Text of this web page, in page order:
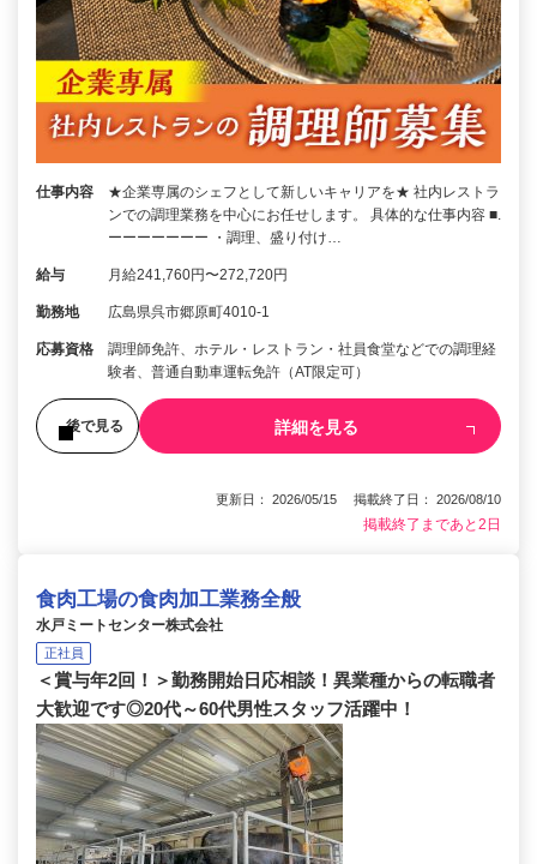
仕事内容
★企業専属のシェフとして新しいキャリアを★ 社内レストラ
ンでの調理業務を中心にお任せします。 具体的な仕事内容 ■.
ーーーーーーー ・調理、盛り付け…
給与 月給241,760円〜272,720円
勤務地 広島県呉市郷原町4010-1
応募資格
調理師免許、ホテル・レストラン・社員食堂などでの調理経
験者、普通自動車運転免許（AT限定可）
後で見る 詳細を見る
更新日： 2026/05/15 掲載終了日： 2026/08/10
掲載終了まであと2日
食肉工場の食肉加工業務全般
水戸ミートセンター株式会社
正社員
＜賞与年2回！＞勤務開始日応相談！異業種からの転職者
大歓迎です◎20代～60代男性スタッフ活躍中！